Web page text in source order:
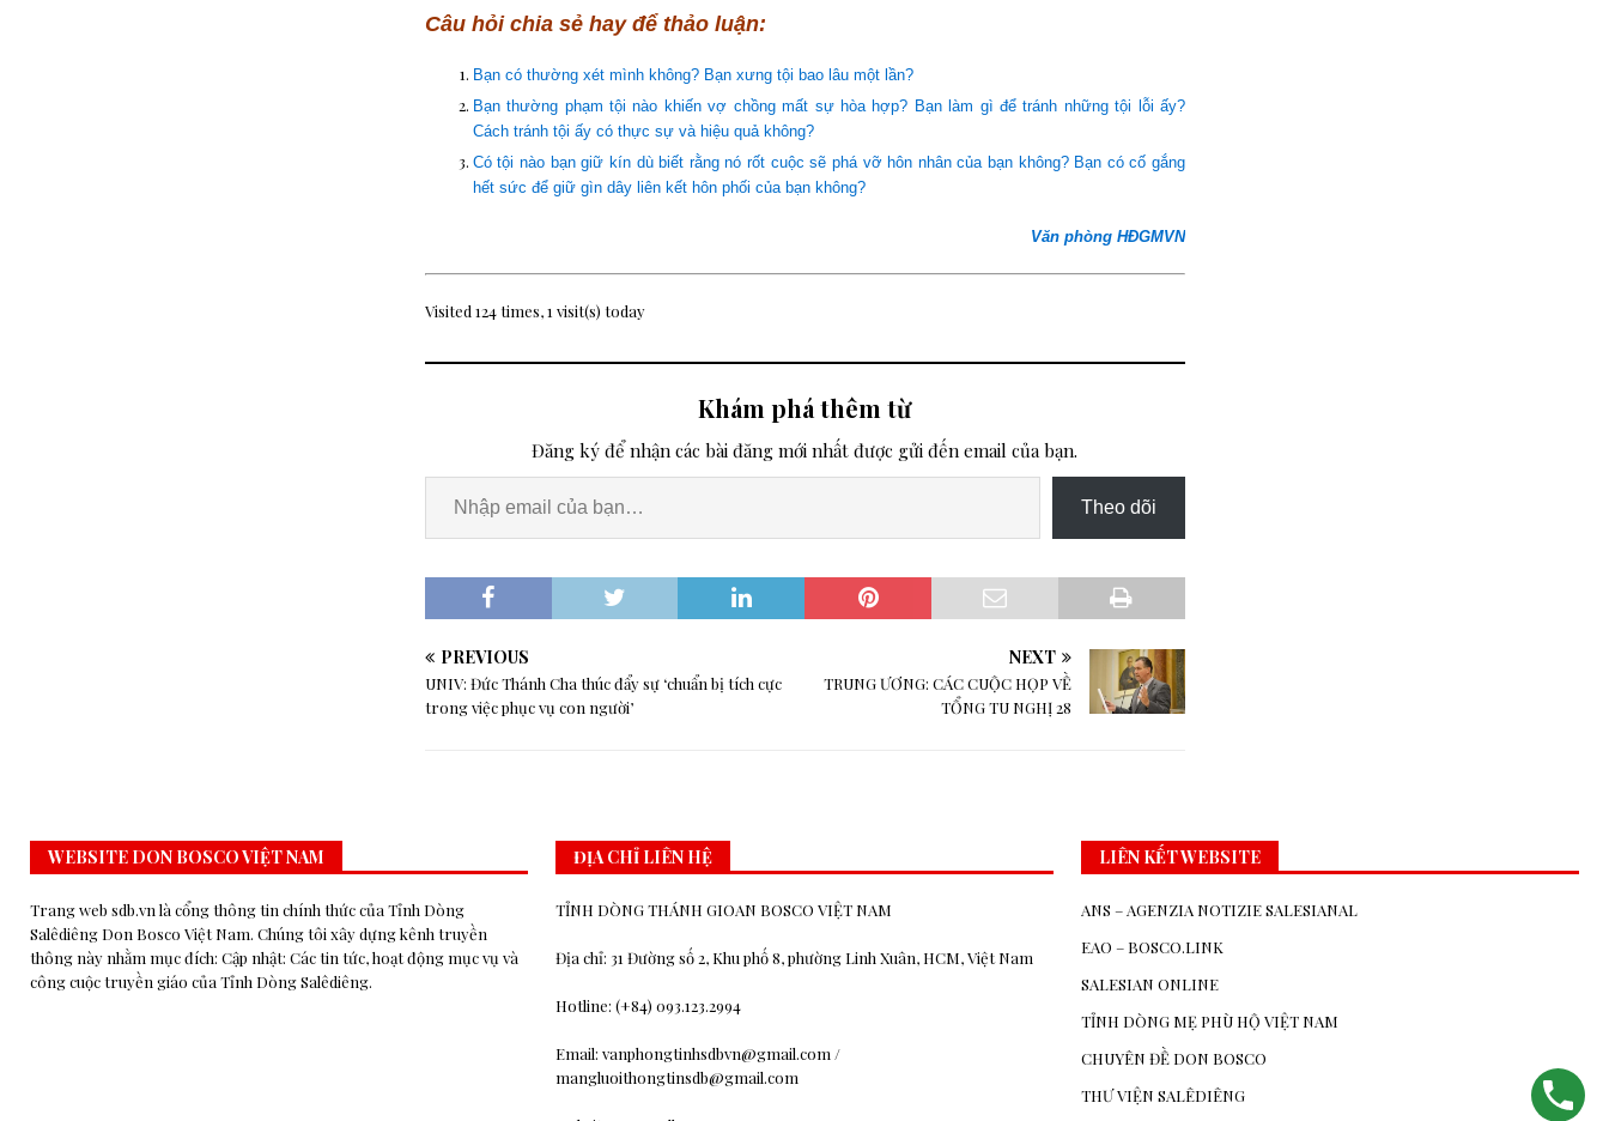
Câu hỏi chia sẻ hay để thảo luận:
Bạn có thường xét mình không? Bạn xưng tội bao lâu một lần?
Bạn thường phạm tội nào khiến vợ chồng mất sự hòa hợp? Bạn làm gì để tránh những tội lỗi ấy?
Cách tránh tội ấy có thực sự và hiệu quả không?
Có tội nào bạn giữ kín dù biết rằng nó rốt cuộc sẽ phá vỡ hôn nhân của bạn không? Bạn có cố gắng
hết sức để giữ gìn dây liên kết hôn phối của bạn không?
Văn phòng HĐGMVN
Visited 124 times, 1 visit(s) today
Khám phá thêm từ
Đăng ký để nhận các bài đăng mới nhất được gửi đến email của bạn.
Theo dõi
PREVIOUS
UNIV: Đức Thánh Cha thúc đẩy sự ‘chuẩn bị tích cực
trong việc phục vụ con người’
NEXT
TRUNG ƯƠNG: CÁC CUỘC HỌP VỀ
TỔNG TU NGHỊ 28
WEBSITE DON BOSCO VIỆT NAM
Trang web sdb.vn là cổng thông tin chính thức của Tỉnh Dòng
Salêdiêng Don Bosco Việt Nam. Chúng tôi xây dựng kênh truyền
thông này nhằm mục đích: Cập nhật: Các tin tức, hoạt động mục vụ và
công cuộc truyền giáo của Tỉnh Dòng Salêdiêng.
ĐỊA CHỈ LIÊN HỆ
TỈNH DÒNG THÁNH GIOAN BOSCO VIỆT NAM
Địa chỉ: 31 Đường số 2, Khu phố 8, phường Linh Xuân, HCM, Việt Nam
Hotline: (+84) 093.123.2994
Email: vanphongtinhsdbvn@gmail.com /
mangluoithongtinsdb@gmail.com
LIÊN KẾT WEBSITE
ANS – AGENZIA NOTIZIE SALESIANAL
EAO – BOSCO.LINK
SALESIAN ONLINE
TỈNH DÒNG MẸ PHÙ HỘ VIỆT NAM
CHUYÊN ĐỀ DON BOSCO
THƯ VIỆN SALÊDIÊNG